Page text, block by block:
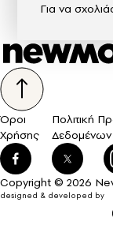
Για να
Όροι
Χρήσης
Πολιτική
Δεδομένων
Copyright © 2026
designed & developed by